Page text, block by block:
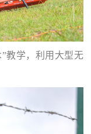
教学，利用大型无